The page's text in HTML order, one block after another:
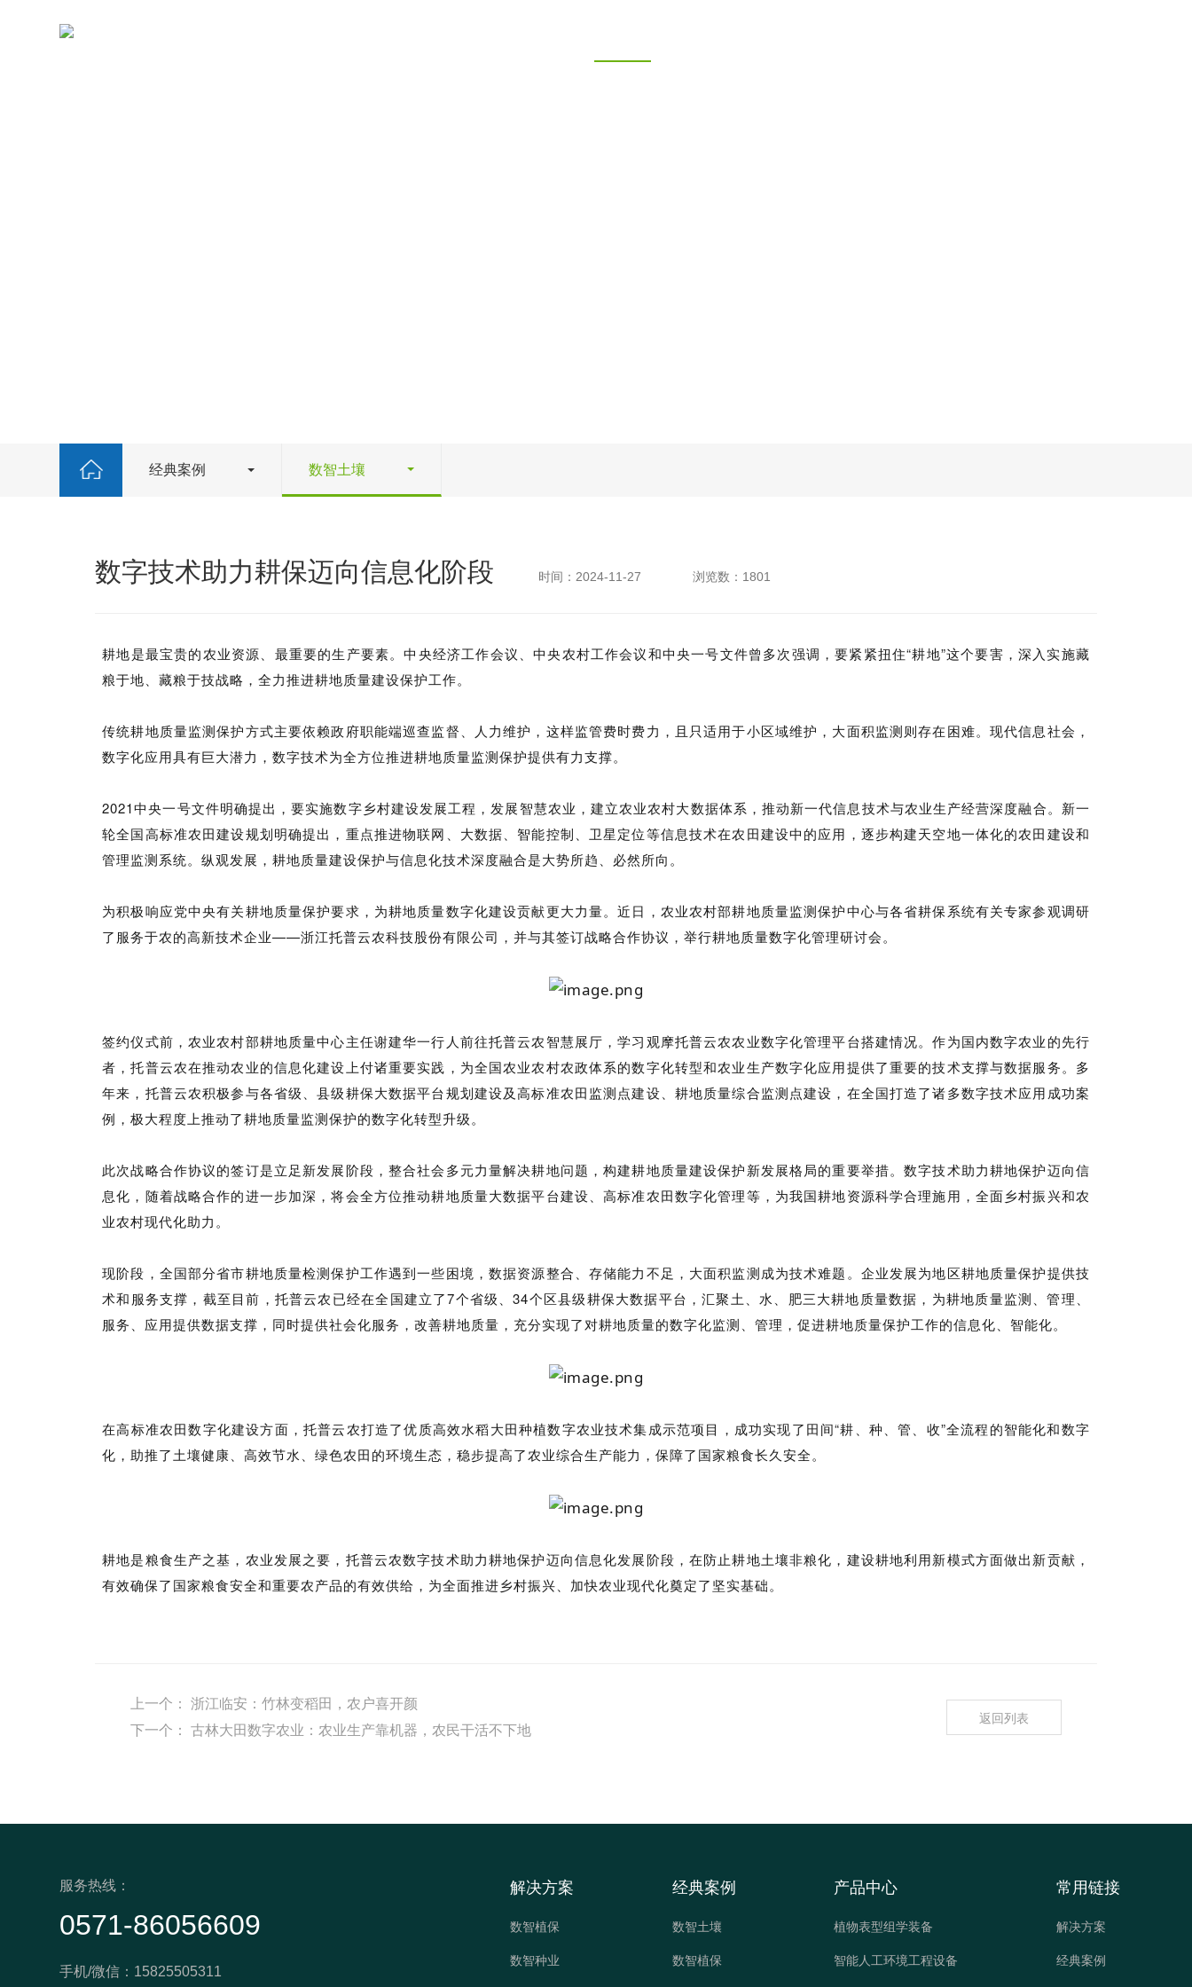
经典案例 数智土壤
数字技术助力耕保迈向信息化阶段 时间：2024-11-27 浏览数：1801
耕地是最宝贵的农业资源、最重要的生产要素。中央经济工作会议、中央农村工作会议和中央一号文件曾多次强调，要紧紧扭住“耕地”这个要害，深入实施藏
粮于地、藏粮于技战略，全力推进耕地质量建设保护工作。
传统耕地质量监测保护方式主要依赖政府职能端巡查监督、人力维护，这样监管费时费力，且只适用于小区域维护，大面积监测则存在困难。现代信息社会，
数字化应用具有巨大潜力，数字技术为全方位推进耕地质量监测保护提供有力支撑。
2021中央一号文件明确提出，要实施数字乡村建设发展工程，发展智慧农业，建立农业农村大数据体系，推动新一代信息技术与农业生产经营深度融合。新一
轮全国高标准农田建设规划明确提出，重点推进物联网、大数据、智能控制、卫星定位等信息技术在农田建设中的应用，逐步构建天空地一体化的农田建设和
管理监测系统。纵观发展，耕地质量建设保护与信息化技术深度融合是大势所趋、必然所向。
为积极响应党中央有关耕地质量保护要求，为耕地质量数字化建设贡献更大力量。近日，农业农村部耕地质量监测保护中心与各省耕保系统有关专家参观调研
了服务于农的高新技术企业——浙江托普云农科技股份有限公司，并与其签订战略合作协议，举行耕地质量数字化管理研讨会。
签约仪式前，农业农村部耕地质量中心主任谢建华一行人前往托普云农智慧展厅，学习观摩托普云农农业数字化管理平台搭建情况。作为国内数字农业的先行
者，托普云农在推动农业的信息化建设上付诸重要实践，为全国农业农村农政体系的数字化转型和农业生产数字化应用提供了重要的技术支撑与数据服务。多
年来，托普云农积极参与各省级、县级耕保大数据平台规划建设及高标准农田监测点建设、耕地质量综合监测点建设，在全国打造了诸多数字技术应用成功案
例，极大程度上推动了耕地质量监测保护的数字化转型升级。
此次战略合作协议的签订是立足新发展阶段，整合社会多元力量解决耕地问题，构建耕地质量建设保护新发展格局的重要举措。数字技术助力耕地保护迈向信
息化，随着战略合作的进一步加深，将会全方位推动耕地质量大数据平台建设、高标准农田数字化管理等，为我国耕地资源科学合理施用，全面乡村振兴和农
业农村现代化助力。
现阶段，全国部分省市耕地质量检测保护工作遇到一些困境，数据资源整合、存储能力不足，大面积监测成为技术难题。企业发展为地区耕地质量保护提供技
术和服务支撑， 截至目前，托普云农已经在全国建立了7个省级、34个区县级耕保大数据平台，汇聚土、水、肥三大耕地质量数据，为耕地质量监测、管理、
服务、应用提供数据支撑，同时提供社会化服务，改善耕地质量，充分实现了对耕地质量的数字化监测、管理，促进耕地质量保护工作的信息化、智能化。
在高标准农田数字化建设方面，托普云农打造了优质高效水稻大田种植数字农业技术集成示范项目，成功实现了田间“耕、种、管、收”全流程的智能化和数字
化，助推了土壤健康、高效节水、绿色农田的环境生态，稳步提高了农业综合生产能力，保障了国家粮食长久安全。
耕地是粮食生产之基，农业发展之要，托普云农数字技术助力耕地保护迈向信息化发展阶段，在防止耕地土壤非粮化，建设耕地利用新模式方面做出新贡献，
有效确保了国家粮食安全和重要农产品的有效供给，为全面推进乡村振兴、加快农业现代化奠定了坚实基础。
上一个：
浙江临安：竹林变稻田，农户喜开颜
下一个：
古林大田数字农业：农业生产靠机器，农民干活不下地
返回列表
服务热线：
0571-86056609
手机/微信：15825505311
解决方案
数智植保
数智种业
经典案例
数智土壤
数智植保
产品中心
植物表型组学装备
智能人工环境工程设备
常用链接
解决方案
经典案例